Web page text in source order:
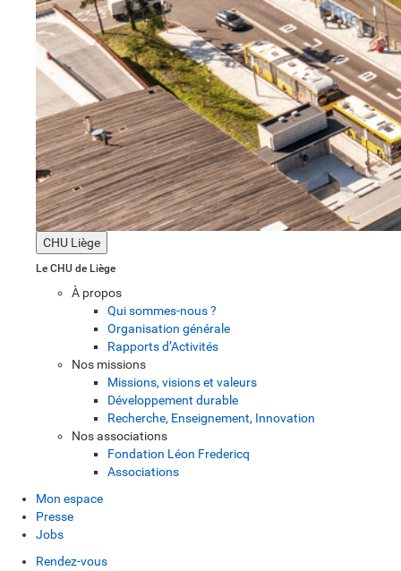
CHU Liège
Le CHU de Liège
À propos
Qui sommes-nous ?
Organisation générale
Rapports d’Activités
Nos missions
Missions, visions et valeurs
Développement durable
Recherche, Enseignement, Innovation
Nos associations
Fondation Léon Fredericq
Associations
Mon espace
Presse
Jobs
Rendez-vous